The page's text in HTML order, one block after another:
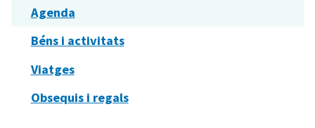
Agenda
Béns i activitats
Viatges
Obsequis i regals